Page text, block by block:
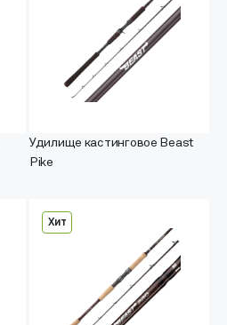
Удилище кастинговое Beast
Pike
Хит